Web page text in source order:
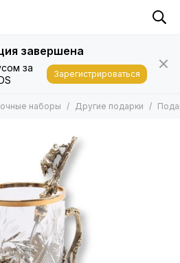
за
завершена
Зарегистрироваться
наборы Другие подарки